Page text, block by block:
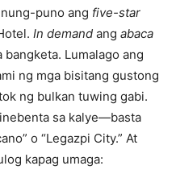
puno ang five-star
In demand ang abaca
bangketa. Lumalago ang
ng mga bisitang gustong
ng bulkan tuwing gabi.
sa kalye—basta
o “Legazpi City.” At
kapag umaga: